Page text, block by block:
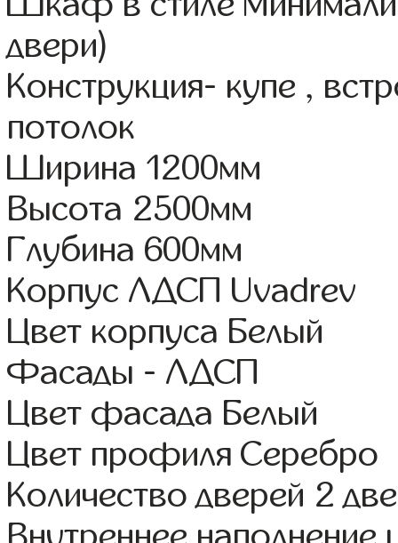
двери)
Конструкция- купе ,
потолок
Ширина 1200мм
Высота 2500мм
Глубина 600мм
Корпус ЛДСП Uvadrev
Цвет корпуса Белый
Фасады - ЛДСП
Цвет фасада Белый
Цвет профиля Серебро
Количество дверей 2